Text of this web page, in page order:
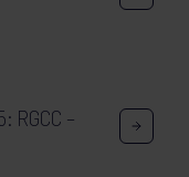
RGCC –